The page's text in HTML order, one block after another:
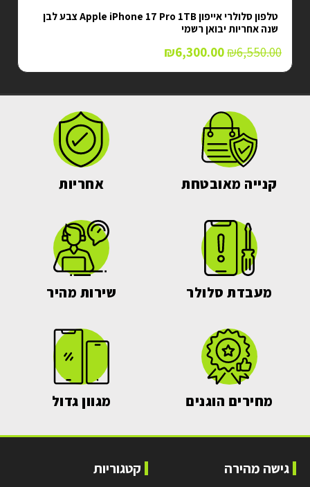
טלפון סלולרי אייפון Apple iPhone 17 Pro 1TB צבע לבן
שנה אחריות יבואן רשמי
₪6,550.00
₪6,300.00
קנייה מאובטחת אחריות
מעבדת סלולר שירות מהיר
מחירים הוגנים מגוון גדול
גישה מהירה קטגוריות